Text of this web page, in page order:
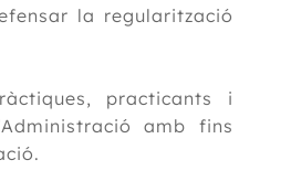
la regularització
practicants i
amb fins